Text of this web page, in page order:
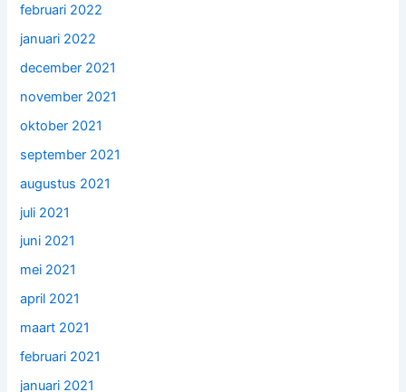
februari 2022
januari 2022
december 2021
november 2021
oktober 2021
september 2021
augustus 2021
juli 2021
juni 2021
mei 2021
april 2021
maart 2021
februari 2021
januari 2021